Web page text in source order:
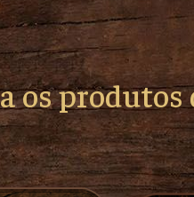
os produtos